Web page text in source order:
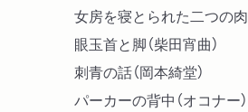
女房を寝とられた二つの肉
眼玉首と脚（柴田宵曲）
刺青の話（岡本綺堂）
パーカーの背中（オコナー）